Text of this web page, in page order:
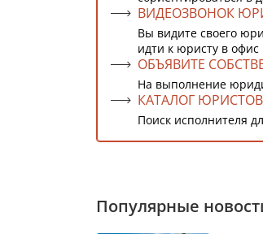
ВИДЕОЗВОНОК
Вы видите своего
идти к юристу в офис
ОБЪЯВИТЕ
На выполнение
КАТАЛОГ ЮРИСТОВ
Поиск исполнителя
Популярные